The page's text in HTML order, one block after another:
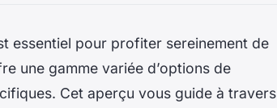
essentiel pour profiter sereinement de
une gamme variée d’options de
Cet aperçu vous guide à travers